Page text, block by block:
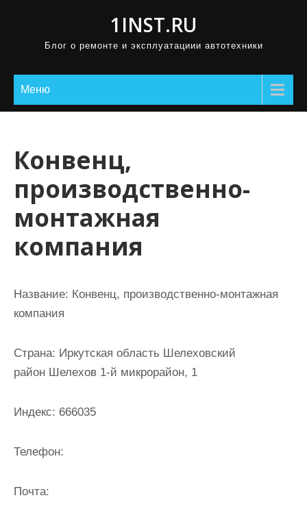
1INST.RU
Блог о ремонте и эксплуатациии автотехники
Меню
Конвенц,
производственно-
монтажная
компания
Название: Конвенц, производственно-монтажная
компания
Страна: Иркутская область Шелеховский
район Шелехов 1-й микрорайон, 1
Индекс: 666035
Телефон:
Почта: